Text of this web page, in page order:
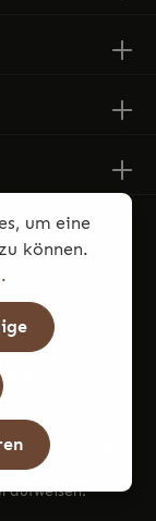
zzgl.
wenn nicht
und
aufweisen.
um eine
können.